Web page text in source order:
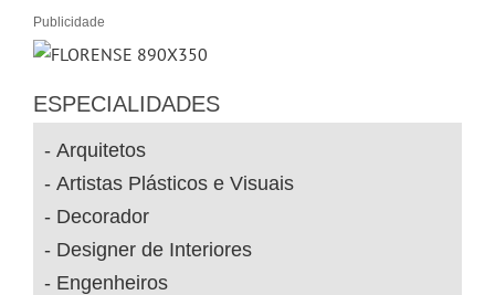
Publicidade
ESPECIALIDADES
Arquitetos
Artistas Plásticos e Visuais
Decorador
Designer de Interiores
Engenheiros